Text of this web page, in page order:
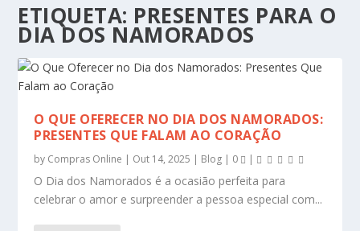
ETIQUETA: PRESENTES PARA O
DIA DOS NAMORADOS
O QUE OFERECER NO DIA DOS NAMORADOS:
PRESENTES QUE FALAM AO CORAÇÃO
by Compras Online | Out 14, 2025 | Blog | 0 |
O Dia dos Namorados é a ocasião perfeita para
celebrar o amor e surpreender a pessoa especial com...